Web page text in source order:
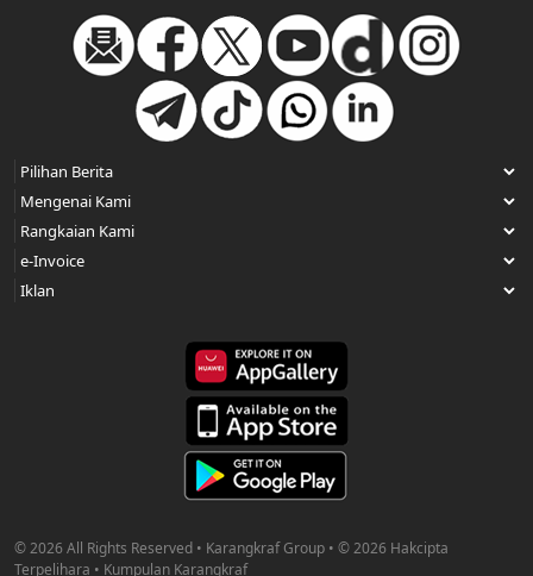
© 2026 All Rights Reserved • Karangkraf Group • © 2026 Hakcipta
Terpelihara • Kumpulan Karangkraf